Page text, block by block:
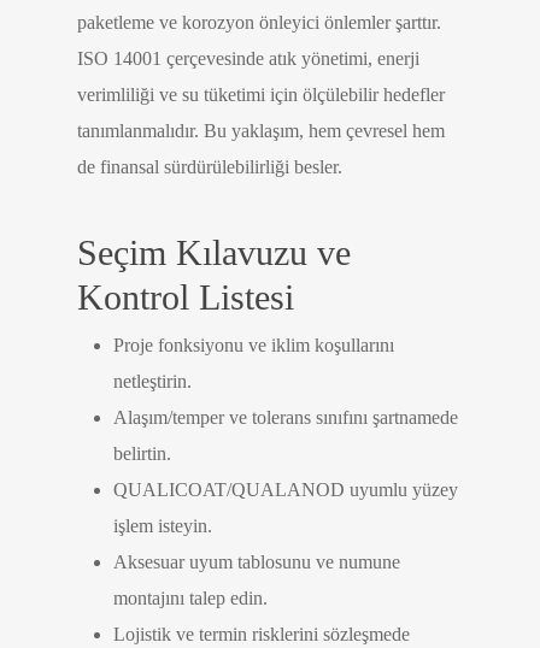
paketleme ve korozyon önleyici önlemler şarttır.
ISO 14001 çerçevesinde atık yönetimi, enerji
verimliliği ve su tüketimi için ölçülebilir hedefler
tanımlanmalıdır. Bu yaklaşım, hem çevresel hem
de finansal sürdürülebilirliği besler.
Seçim Kılavuzu ve
Kontrol Listesi
Proje fonksiyonu ve iklim koşullarını
netleştirin.
Alaşım/temper ve tolerans sınıfını şartnamede
belirtin.
QUALICOAT/QUALANOD uyumlu yüzey
işlem isteyin.
Aksesuar uyum tablosunu ve numune
montajını talep edin.
Lojistik ve termin risklerini sözleşmede